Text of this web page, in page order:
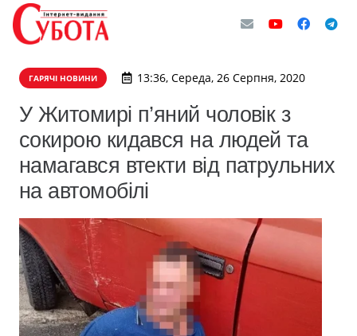
ГАРЯЧІ НОВИНИ 13:36, Середа, 26 Серпня, 2020
У Житомирі п’яний чоловік з
сокирою кидався на людей та
намагався втекти від патрульних
на автомобілі